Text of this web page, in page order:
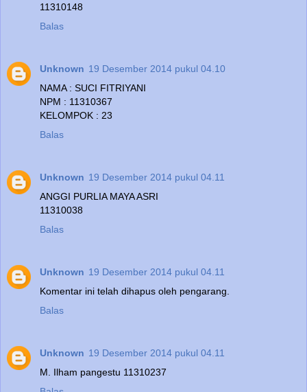
11310148
Balas
Unknown 19 Desember 2014 pukul 04.10
NAMA : SUCI FITRIYANI
NPM : 11310367
KELOMPOK : 23
Balas
Unknown 19 Desember 2014 pukul 04.11
ANGGI PURLIA MAYA ASRI
11310038
Balas
Unknown 19 Desember 2014 pukul 04.11
Komentar ini telah dihapus oleh pengarang.
Balas
Unknown 19 Desember 2014 pukul 04.11
M. Ilham pangestu 11310237